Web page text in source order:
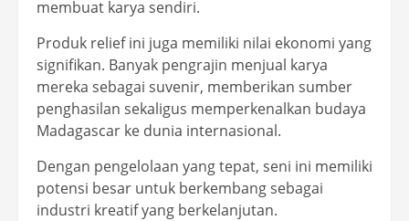
membuat karya sendiri.
Produk relief ini juga memiliki nilai ekonomi yang
signifikan. Banyak pengrajin menjual karya
mereka sebagai suvenir, memberikan sumber
penghasilan sekaligus memperkenalkan budaya
Madagascar ke dunia internasional.
Dengan pengelolaan yang tepat, seni ini memiliki
potensi besar untuk berkembang sebagai
industri kreatif yang berkelanjutan.